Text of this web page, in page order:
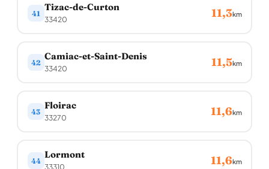
41
Tizac-de-Curton
33420 11,3km
42
Camiac-et-Saint-Denis
33420 11,5km
43
Floirac
33270 11,6km
44
Lormont
33310 11,6km